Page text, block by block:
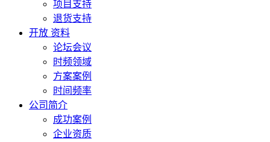
项目支持
退货支持
开放 资料
论坛会议
时频领域
方案案例
时间频率
公司简介
成功案例
企业资质